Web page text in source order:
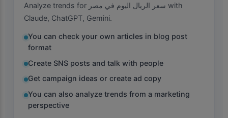
Analyze trends for سعر الريال اليوم في مصر with
Claude, ChatGPT, Gemini.
You can check your own articles in blog post
format
Create SNS posts and talk with people
Get campaign ideas or create ad copy
You can also analyze trends from a marketing
perspective